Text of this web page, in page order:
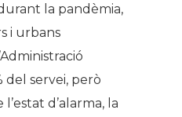
la pandèmia,
i urbans
del servei, però
d’alarma, la